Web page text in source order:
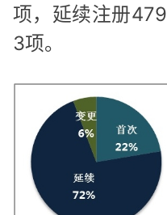
项，延续注册
3项。